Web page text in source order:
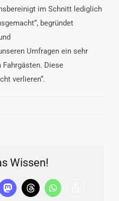
im Schnitt lediglich
begründet
Umfragen ein sehr
Diese
verlieren“.
Wissen!
MastodonThreadsWhatsApp